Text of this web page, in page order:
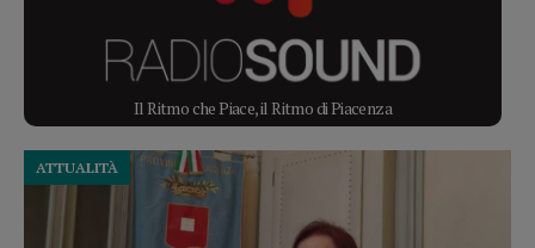
Il Ritmo che Piace, il Ritmo di Piacenza
ATTUALITÀ